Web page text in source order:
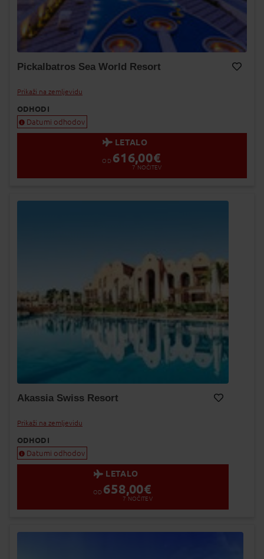
Pickalbatros Sea World Resort
Prikaži na zemljevidu
ODHODI
Datumi odhodov
LETALO
OD 616,00€
7 NOČITEV
Akassia Swiss Resort
Prikaži na zemljevidu
ODHODI
Datumi odhodov
LETALO
OD 658,00€
7 NOČITEV